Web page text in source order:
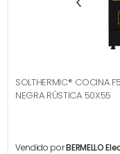
SOLTHERMIC® COCINA
NEGRA RÚSTICA 50X55
Vendido porBERMELLO